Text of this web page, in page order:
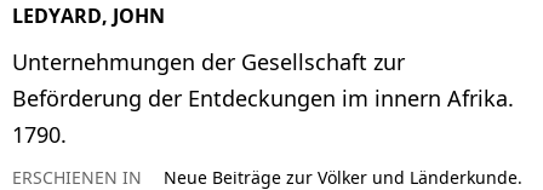
LEDYARD, JOHN
Unternehmungen der Gesellschaft zur
Beförderung der Entdeckungen im innern Afrika.
1790.
ERSCHIENEN IN
Neue Beiträge zur Völker und Länderkunde.